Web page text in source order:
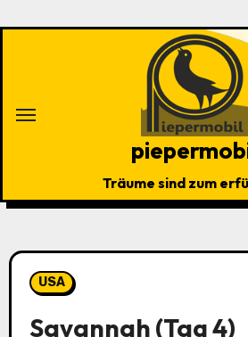
Träume sind zum
USA
Savannah (Tag 4)